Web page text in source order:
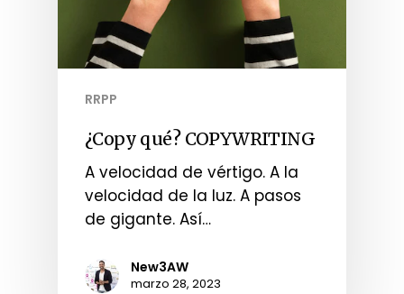
RRPP
¿Copy qué? COPYWRITING
A velocidad de vértigo. A la
velocidad de la luz. A pasos
de gigante. Así…
New3AW
marzo 28, 2023